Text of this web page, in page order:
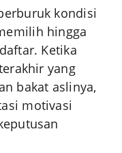
kondisi
hingga
Ketika
yang
bakat aslinya,
motivasi